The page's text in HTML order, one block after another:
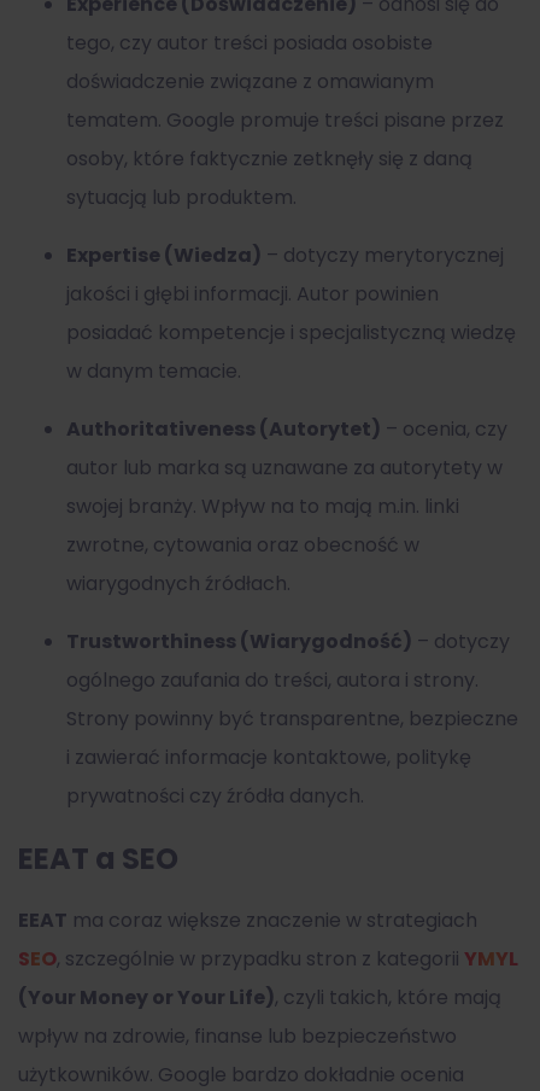
tego, czy autor treści posiada osobiste
doświadczenie związane z omawianym
tematem. Google promuje treści pisane przez
osoby, które faktycznie zetknęły się z daną
sytuacją lub produktem.
Expertise (Wiedza) – dotyczy merytorycznej
jakości i głębi informacji. Autor powinien
posiadać kompetencje i specjalistyczną wiedzę
w danym temacie.
Authoritativeness (Autorytet) – ocenia, czy
autor lub marka są uznawane za autorytety w
swojej branży. Wpływ na to mają m.in. linki
zwrotne, cytowania oraz obecność w
wiarygodnych źródłach.
Trustworthiness (Wiarygodność) – dotyczy
ogólnego zaufania do treści, autora i strony.
Strony powinny być transparentne, bezpieczne
i zawierać informacje kontaktowe, politykę
prywatności czy źródła danych.
EEAT a SEO
EEAT ma coraz większe znaczenie w strategiach
SEO, szczególnie w przypadku stron z kategorii YMYL
(Your Money or Your Life), czyli takich, które mają
wpływ na zdrowie, finanse lub bezpieczeństwo
użytkowników. Google bardzo dokładnie ocenia